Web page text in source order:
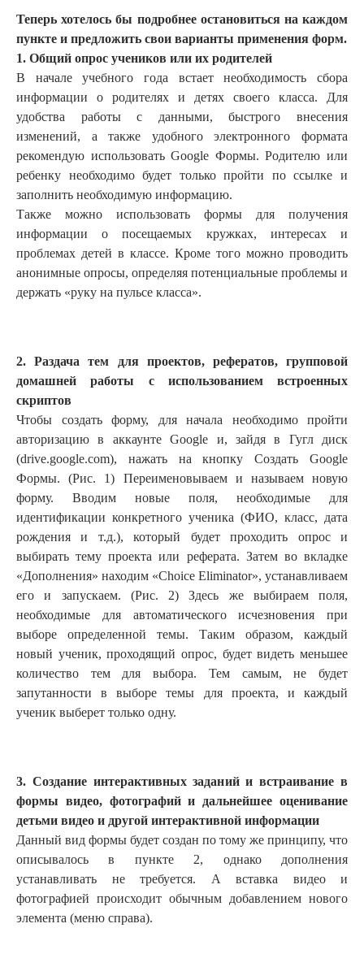
Теперь хотелось бы подробнее остановиться на каждом
пункте и предложить свои варианты применения форм.
1. Общий опрос учеников или их родителей
В начале учебного года встает необходимость сбора
информации о родителях и детях своего класса. Для
удобства работы с данными, быстрого внесения
изменений, а также удобного электронного формата
рекомендую использовать Google Формы. Родителю или
ребенку необходимо будет только пройти по ссылке и
заполнить необходимую информацию.
Также можно использовать формы для получения
информации о посещаемых кружках, интересах и
проблемах детей в классе. Кроме того можно проводить
анонимные опросы, определяя потенциальные проблемы и
держать «руку на пульсе класса».
2. Раздача тем для проектов, рефератов, групповой
домашней работы с использованием встроенных
скриптов
Чтобы создать форму, для начала необходимо пройти
авторизацию в аккаунте Google и, зайдя в Гугл диск
(drive.google.com), нажать на кнопку Создать Google
Формы. (Рис. 1) Переименовываем и называем новую
форму. Вводим новые поля, необходимые для
идентификации конкретного ученика (ФИО, класс, дата
рождения и т.д.), который будет проходить опрос и
выбирать тему проекта или реферата. Затем во вкладке
«Дополнения» находим «Choice Eliminator», устанавливаем
его и запускаем. (Рис. 2) Здесь же выбираем поля,
необходимые для автоматического исчезновения при
выборе определенной темы. Таким образом, каждый
новый ученик, проходящий опрос, будет видеть меньшее
количество тем для выбора. Тем самым, не будет
запутанности в выборе темы для проекта, и каждый
ученик выберет только одну.
3. Создание интерактивных заданий и встраивание в
формы видео, фотографий и дальнейшее оценивание
детьми видео и другой интерактивной информации
Данный вид формы будет создан по тому же принципу, что
описывалось в пункте 2, однако дополнения
устанавливать не требуется. А вставка видео и
фотографией происходит обычным добавлением нового
элемента (меню справа).